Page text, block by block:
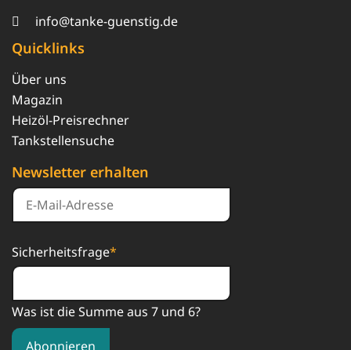
info@tanke-guenstig.de
Quicklinks
Über uns
Magazin
Heizöl-Preisrechner
Tankstellensuche
Newsletter erhalten
Sicherheitsfrage*
Was ist die Summe aus 7 und 6?
Abonnieren